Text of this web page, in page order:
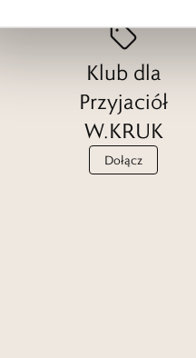
Klub dla
Przyjaciół
W.KRUK
Dołącz